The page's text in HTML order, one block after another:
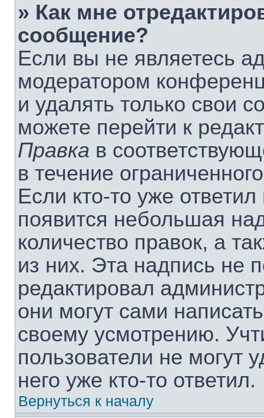
» Как мне
сообщение?
Если вы не являетесь
модератором
и удалять только свои
можете перейти к
Правка в
в течение
Если кто-то уже
появится небольшая
количество правок, а
из них. Эта надпись не
редактировал
они могут сами
своему усмотрению.
пользователи не могут
него уже кто-то ответил.
Вернуться к началу